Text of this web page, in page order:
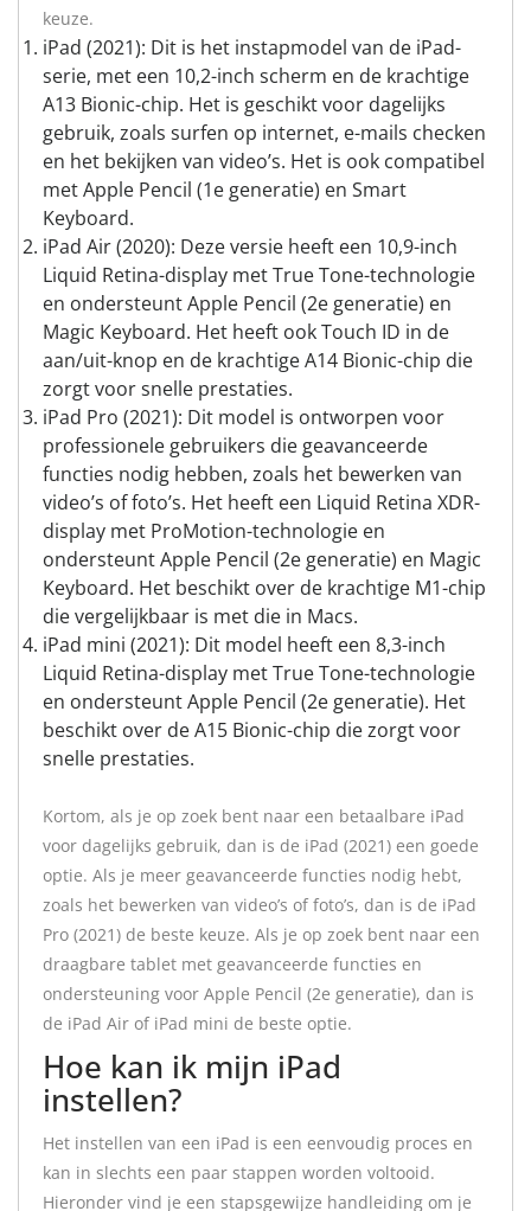
keuze.
iPad (2021): Dit is het instapmodel van de iPad-
serie, met een 10,2-inch scherm en de krachtige
A13 Bionic-chip. Het is geschikt voor dagelijks
gebruik, zoals surfen op internet, e-mails checken
en het bekijken van video’s. Het is ook compatibel
met Apple Pencil (1e generatie) en Smart
Keyboard.
iPad Air (2020): Deze versie heeft een 10,9-inch
Liquid Retina-display met True Tone-technologie
en ondersteunt Apple Pencil (2e generatie) en
Magic Keyboard. Het heeft ook Touch ID in de
aan/uit-knop en de krachtige A14 Bionic-chip die
zorgt voor snelle prestaties.
iPad Pro (2021): Dit model is ontworpen voor
professionele gebruikers die geavanceerde
functies nodig hebben, zoals het bewerken van
video’s of foto’s. Het heeft een Liquid Retina XDR-
display met ProMotion-technologie en
ondersteunt Apple Pencil (2e generatie) en Magic
Keyboard. Het beschikt over de krachtige M1-chip
die vergelijkbaar is met die in Macs.
iPad mini (2021): Dit model heeft een 8,3-inch
Liquid Retina-display met True Tone-technologie
en ondersteunt Apple Pencil (2e generatie). Het
beschikt over de A15 Bionic-chip die zorgt voor
snelle prestaties.
Kortom, als je op zoek bent naar een betaalbare iPad
voor dagelijks gebruik, dan is de iPad (2021) een goede
optie. Als je meer geavanceerde functies nodig hebt,
zoals het bewerken van video’s of foto’s, dan is de iPad
Pro (2021) de beste keuze. Als je op zoek bent naar een
draagbare tablet met geavanceerde functies en
ondersteuning voor Apple Pencil (2e generatie), dan is
de iPad Air of iPad mini de beste optie.
Hoe kan ik mijn iPad
instellen?
Het instellen van een iPad is een eenvoudig proces en
kan in slechts een paar stappen worden voltooid.
Hieronder vind je een stapsgewijze handleiding om je